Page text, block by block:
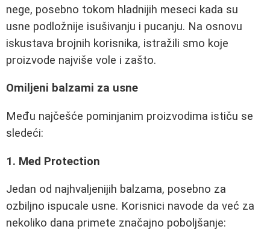
nege, posebno tokom hladnijih meseci kada su
usne podložnije isušivanju i pucanju. Na osnovu
iskustava brojnih korisnika, istražili smo koje
proizvode najviše vole i zašto.
Omiljeni balzami za usne
Među najčešće pominjanim proizvodima ističu se
sledeći:
1. Med Protection
Jedan od najhvaljenijih balzama, posebno za
ozbiljno ispucale usne. Korisnici navode da već za
nekoliko dana primete značajno poboljšanje: